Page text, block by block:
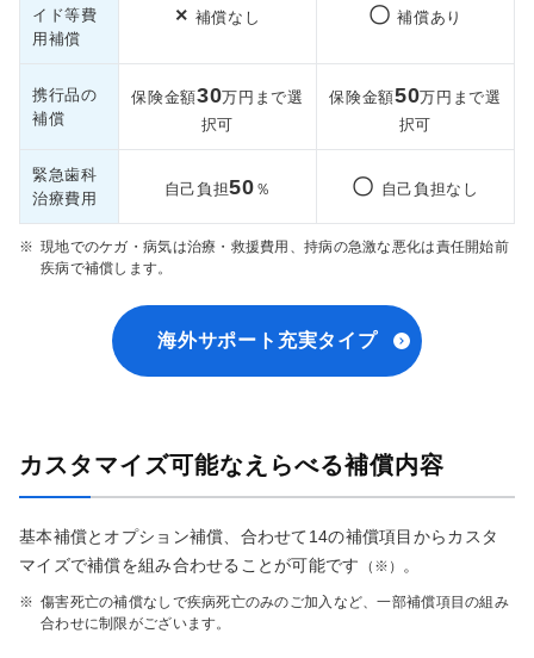
イド等費
用補償
× 補償なし 〇補償あり
携行品の
補償
保険金額30万円まで選
択可
保険金額50万円まで選
択可
緊急歯科
治療費用
自己負担50 ％ 〇 自己負担なし
※ 現地でのケガ・病気は治療・救援費用、持病の急激な悪化は責任開始前
疾病で補償します。
海外サポート充実タイプ
カスタマイズ可能なえらべる補償内容
基本補償とオプション補償、合わせて14の補償項目からカスタ
マイズで補償を組み合わせることが可能です
（※） 。
※ 傷害死亡の補償なしで疾病死亡のみのご加入など、一部補償項目の組み
合わせに制限がございます。